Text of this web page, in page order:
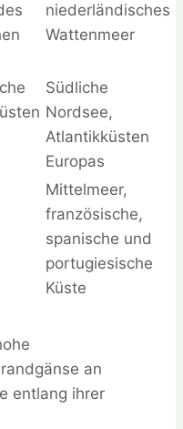
niederländisches
Wattenmeer
Südliche
Nordsee,
Atlantikküsten
Europas
Mittelmeer,
französische,
spanische und
portugiesische
Küste
an
entlang ihrer